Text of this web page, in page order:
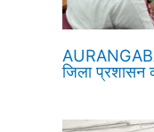
जिला प्रशासन